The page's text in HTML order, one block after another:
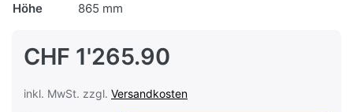
Höhe
865 mm
CHF 1'265.90
inkl. MwSt. zzgl. Versandkosten